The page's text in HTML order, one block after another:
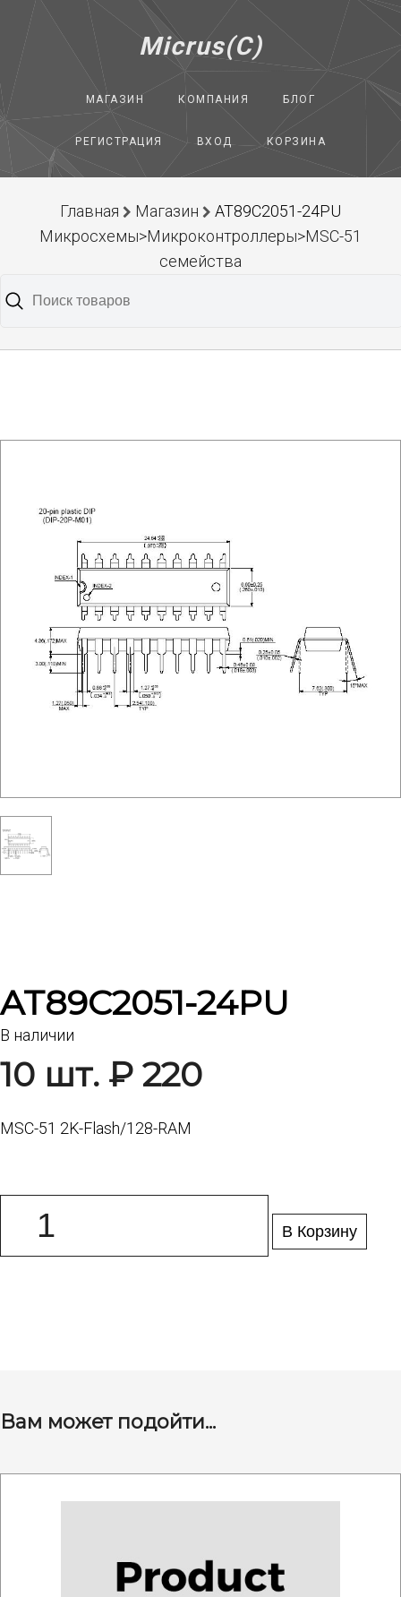
Micrus(C)
МАГАЗИН КОМПАНИЯ БЛОГ
РЕГИСТРАЦИЯ ВХОД КОРЗИНА
Главная Магазин
AT89C2051-24PU
Микросхемы>Микроконтроллеры>MSC-51
семейства
AT89C2051-24PU
В наличии
10 шт. ₽ 220
MSC-51 2K-Flash/128-RAM
В Корзину
Вам может подойти...